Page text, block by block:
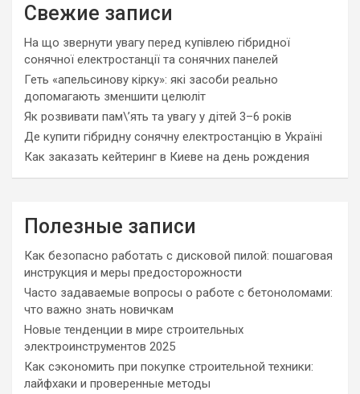
Свежие записи
На що звернути увагу перед купівлею гібридної
сонячної електростанції та сонячних панелей
Геть «апельсинову кірку»: які засоби реально
допомагають зменшити целюліт
Як розвивати пам\’ять та увагу у дітей 3–6 років
Де купити гібридну сонячну електростанцію в Україні
Как заказать кейтеринг в Киеве на день рождения
Полезные записи
Как безопасно работать с дисковой пилой: пошаговая
инструкция и меры предосторожности
Часто задаваемые вопросы о работе с бетоноломами:
что важно знать новичкам
Новые тенденции в мире строительных
электроинструментов 2025
Как сэкономить при покупке строительной техники:
лайфхаки и проверенные методы